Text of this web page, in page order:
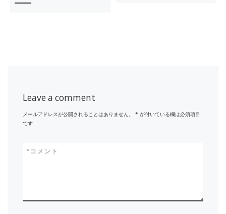
Leave a comment
メールアドレスが公開されることはありません。 * が付いている欄は必須項目
です
コメント
*